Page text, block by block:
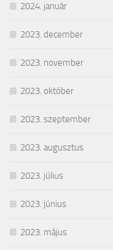
2024. január
2023. december
2023. november
2023. október
2023. szeptember
2023. augusztus
2023. július
2023. június
2023. május